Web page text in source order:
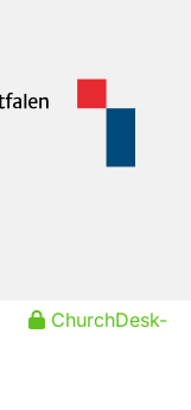
ChurchDesk-